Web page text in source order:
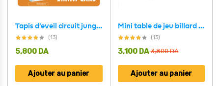
Tapis d’eveil circuit jungle avec 2 voiturettes 103 cm x 79 cm
(13)
5,800 DA
Ajouter au panier
Mini table de jeu billard multijoueur pour enfant
(13)
3,800DA
3,100 DA
Ajouter au panier